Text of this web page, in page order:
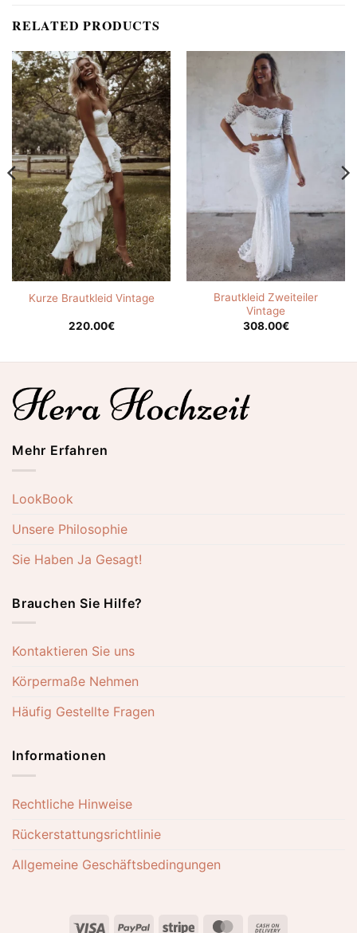
RELATED PRODUCTS
Kurze Brautkleid Vintage
220.00€
Brautkleid Zweiteiler
Vintage
308.00€
Mehr Erfahren
LookBook
Unsere Philosophie
Sie Haben Ja Gesagt!
Brauchen Sie Hilfe?
Kontaktieren Sie uns
Körpermaße Nehmen
Häufig Gestellte Fragen
Informationen
Rechtliche Hinweise
Rückerstattungsrichtlinie
Allgemeine Geschäftsbedingungen
Visa PayPal Stripe MasterCard